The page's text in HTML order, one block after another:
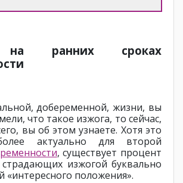
на ранних сроках
добеременной, жизни, вы
что такое изжога, то сейчас,
вы об этом узнаете. Хотя это
актуально для второй
, существует процент
изжогой буквально
«интересного положения».